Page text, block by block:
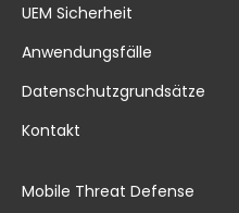
UEM Sicherheit
Anwendungsfälle
Datenschutzgrundsätze
Kontakt
Mobile Threat Defense